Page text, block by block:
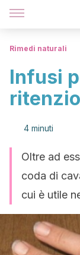
Rimedi naturali
Infusi
4 minuti
Oltre ad
coda di
cui è utile